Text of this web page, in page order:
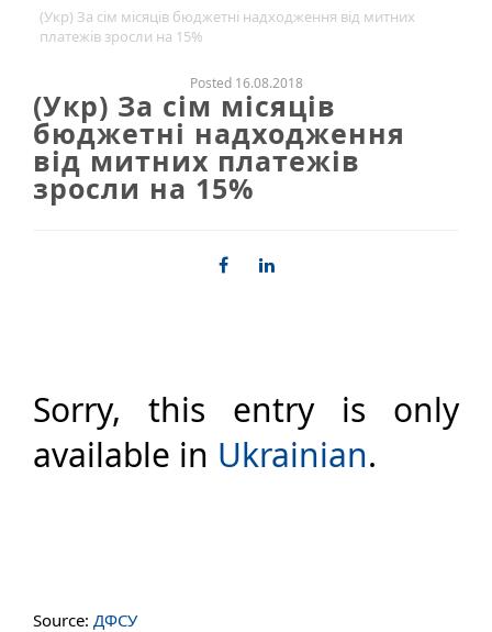
(Укр) За сім місяців бюджетні надходження від митних
платежів зросли на 15%
Posted 16.08.2018
(Укр) За сім місяців
бюджетні надходження
від митних платежів
зросли на 15%
Sorry, this entry is only
available in Ukrainian.
Source: ДФСУ